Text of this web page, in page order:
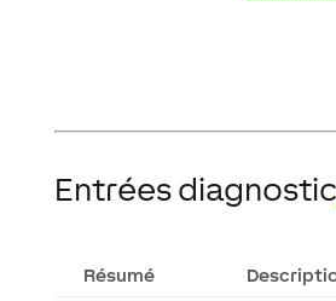
Entrées diagnostic
Résumé